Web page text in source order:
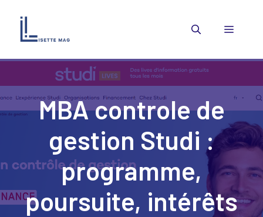
contenu
Menu
MBA controle de
gestion Studi :
programme,
poursuite, intérêts